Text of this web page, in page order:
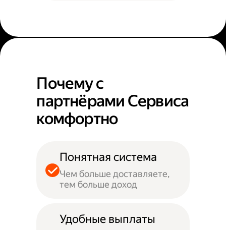
Почему с
партнёрами Сервиса
комфортно
Понятная система
Чем больше доставляете,
тем больше доход
Удобные выплаты